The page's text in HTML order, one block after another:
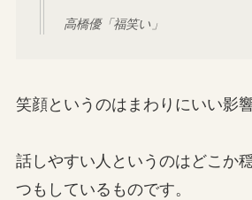
高橋優「福笑い」
笑顔というのはまわりにいい影
話しやすい人というのはどこか
つもしているものです。